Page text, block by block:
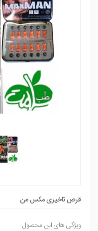
قرص تاخیری مکس من
ویژگی های این محصول